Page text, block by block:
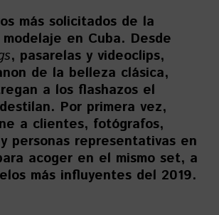
más solicitados de la
en Cuba. Desde
, pasarelas y videoclips,
de la belleza clásica,
a los flashazos el
Por primera vez,
a clientes, fotógrafos,
personas representativas en
acoger en el mismo set, a
más influyentes del 2019.